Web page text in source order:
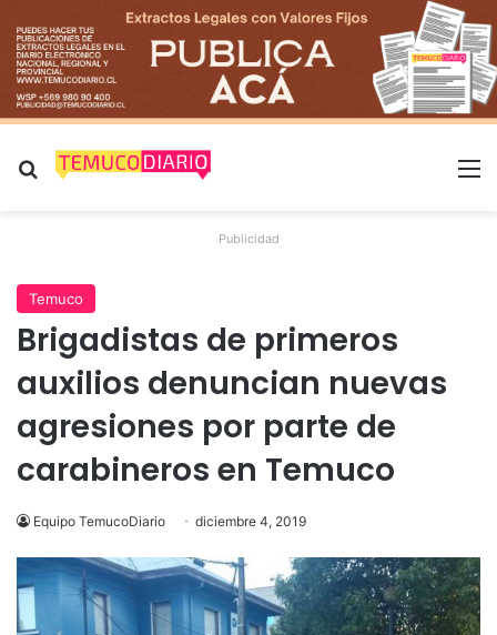
Buscar por
Publicidad
Temuco
Brigadistas de primeros
auxilios denuncian nuevas
agresiones por parte de
carabineros en Temuco
Equipo TemucoDiario diciembre 4, 2019